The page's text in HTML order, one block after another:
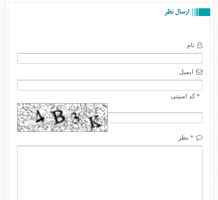
ارسال نظر
نام
ایمیل
* کد امنیتی
* نظر